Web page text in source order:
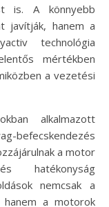
is. A könnyebb
javítják, hanem a
technológia
mértékben
a vezetési
alkalmazott
befecskendezés
a motor
hatékonyság
nemcsak a
a motorok